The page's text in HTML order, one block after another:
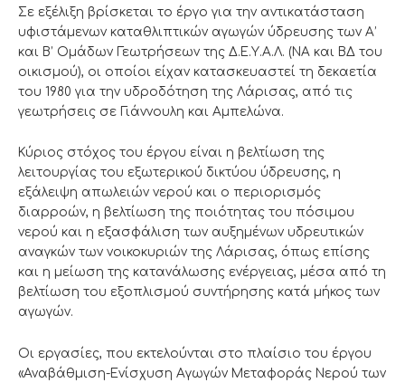
Σε εξέλιξη βρίσκεται το έργο για την αντικατάσταση
υφιστάμενων καταθλιπτικών αγωγών ύδρευσης των Α’
και Β’ Ομάδων Γεωτρήσεων της Δ.Ε.Υ.Α.Λ. (ΝΑ και ΒΔ του
οικισμού), οι οποίοι είχαν κατασκευαστεί τη δεκαετία
του 1980 για την υδροδότηση της Λάρισας, από τις
γεωτρήσεις σε Γιάννουλη και Αμπελώνα.
Κύριος στόχος του έργου είναι η βελτίωση της
λειτουργίας του εξωτερικού δικτύου ύδρευσης, η
εξάλειψη απωλειών νερού και ο περιορισμός
διαρροών, η βελτίωση της ποιότητας του πόσιμου
νερού και η εξασφάλιση των αυξημένων υδρευτικών
αναγκών των νοικοκυριών της Λάρισας, όπως επίσης
και η μείωση της κατανάλωσης ενέργειας, μέσα από τη
βελτίωση του εξοπλισμού συντήρησης κατά μήκος των
αγωγών.
Οι εργασίες, που εκτελούνται στο πλαίσιο του έργου
«Αναβάθμιση-Ενίσχυση Αγωγών Μεταφοράς Νερού των